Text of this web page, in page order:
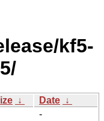
kf5-
↓ Date ↓
-